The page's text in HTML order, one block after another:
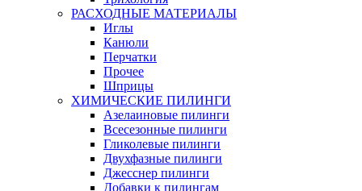
РАСХОДНЫЕ МАТЕРИАЛЫ
Иглы
Канюли
Перчатки
Прочее
Шприцы
ХИМИЧЕСКИЕ ПИЛИНГИ
Азелаиновые пилинги
Всесезонные пилинги
Гликолевые пилинги
Двухфазные пилинги
Джесснер пилинги
Добавки к пилингам